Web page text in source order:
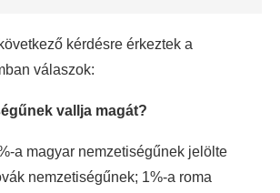
kérdésre érkeztek a
válaszok:
vallja magát?
a magyar nemzetiségűnek jelölte
nemzetiségűnek; 1%-a roma